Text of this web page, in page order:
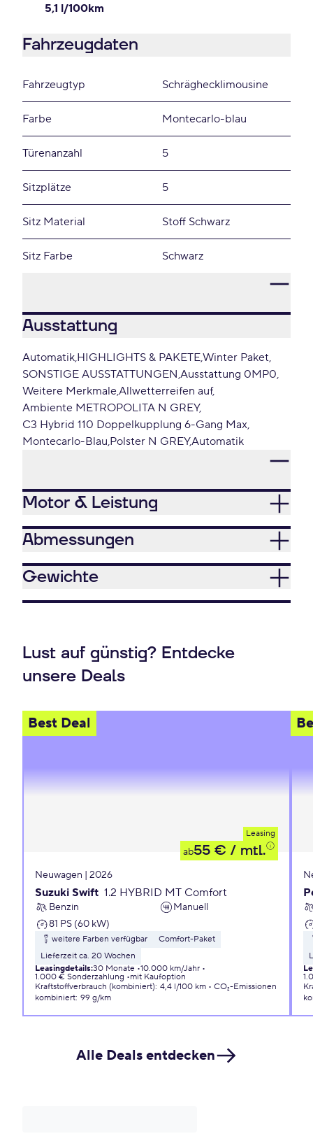
5,1 l/100km
Fahrzeugdaten
Fahrzeugtyp Schräghecklimousine
Farbe Montecarlo-blau
Türenanzahl 5
Sitzplätze 5
Sitz Material Stoff Schwarz
Sitz Farbe Schwarz
Ausstattung
Automatik HIGHLIGHTS & PAKETEWinter Paket
SONSTIGE AUSSTATTUNGEN Ausstattung 0MP0
Weitere MerkmaleAllwetterreifen auf
Ambiente METROPOLITA N GREY
C3 Hybrid 110 Doppelkupplung 6-Gang Max
Montecarlo-Blau Polster N GREYAutomatik
Motor & Leistung
Abmessungen
Gewichte
Lust auf günstig? Entdecke
unsere Deals
Best Deal
Leasing
ab55 € / mtl.
Neuwagen | 2026
Suzuki Swift 1.2 HYBRID MT Comfort
Benzin
Manuell
81 PS (60 kW)
weitere Farben verfügbar
Comfort-Paket
Lieferzeit ca. 20 Wochen
Leasingdetails:30 Monate 10.000 km/Jahr
1.000 € Sonderzahlung
mit Kaufoption
Kraftstoffverbrauch (kombiniert): 4,4 l/100 km
CO₂-Emissionen
kombiniert: 99 g/km
Alle Deals entdecken